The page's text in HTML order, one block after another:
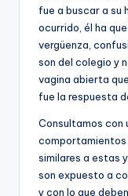
fue a buscar a su
ocurrido, él ha
vergüenza,
son del colegio y
vagina abierta
fue la respuesta
Consultamos con
comportamientos
similares a estas
son expuesto a
y con lo que